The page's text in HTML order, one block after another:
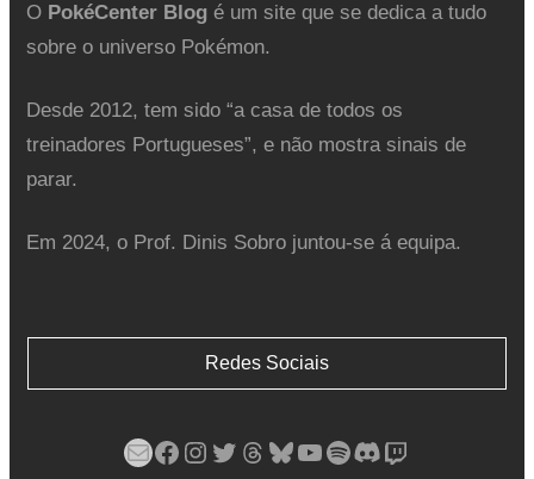
O PokéCenter Blogé um site que se dedica a tudo
sobre o universo Pokémon.
Desde 2012, tem sido “a casa de todos os
treinadores Portugueses”, e não mostra sinais de
parar.
Em 2024, o Prof. Dinis Sobro juntou-se á equipa.
Redes Sociais
Mail Facebook Instagram Twitter Threads Bluesky YouTube Spotify Discord Twitch